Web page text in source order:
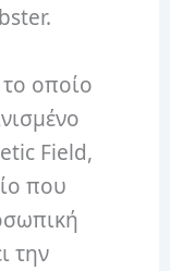
οποίο
Field,
που
την